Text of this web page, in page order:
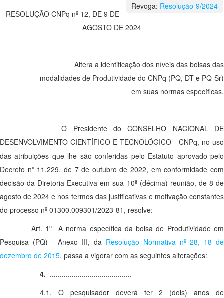
Revoga: Resolução-9/2024
RESOLUÇÃO CNPq nº 12, DE 9 DE
AGOSTO DE 2024
Altera a identificação dos níveis das bolsas das
modalidades de Produtividade do CNPq (PQ, DT e PQ-Sr)
em suas normas específicas.
O Presidente do CONSELHO NACIONAL DE
DESENVOLVIMENTO CIENTÍFICO E TECNOLÓGICO - CNPq, no uso
das atribuições que lhe são conferidas pelo Estatuto aprovado pelo
Decreto nº 11.229, de 7 de outubro de 2022, em conformidade com
decisão da Diretoria Executiva em sua 10ª (décima) reunião, de 8 de
agosto de 2024 e nos termos das justificativas e motivação constantes
do processo nº 01300.009301/2023-81, resolve:
Art. 1º A norma específica da bolsa de Produtividade em
Pesquisa (PQ) - Anexo III, da Resolução Normativa nº 28, 18 de
dezembro de 2015, passa a vigorar com as seguintes alterações:
4. .........................................
4.1. O pesquisador deverá ter 2 (dois) anos de